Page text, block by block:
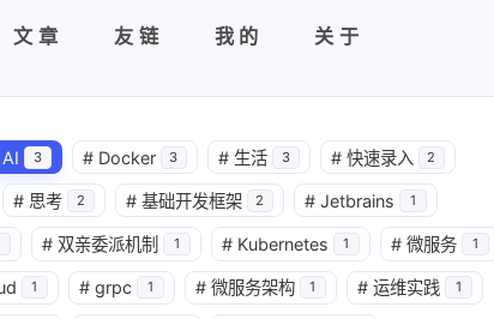
文章 友链 我的 关于
AI 3 # Docker 3 # 生活 3 # 快速录入 2
# 思考 2 # 基础开发框架 2 # Jetbrains 1
# 双亲委派机制 1 # Kubernetes 1 # 微服务 1
1 # grpc 1 # 微服务架构 1 # 运维实践 1